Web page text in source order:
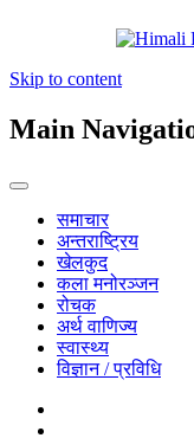
Skip to content
Main
समाचार
अन्तराष्ट्रिय
खेलकुद
कला मनोरञ्जन
रोचक
अर्थ वाणिज्य
स्वास्थ्य
विज्ञान / प्रविधि